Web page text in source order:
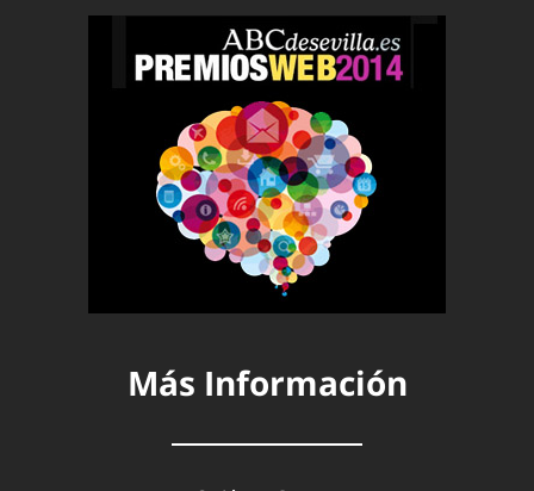
Más Información